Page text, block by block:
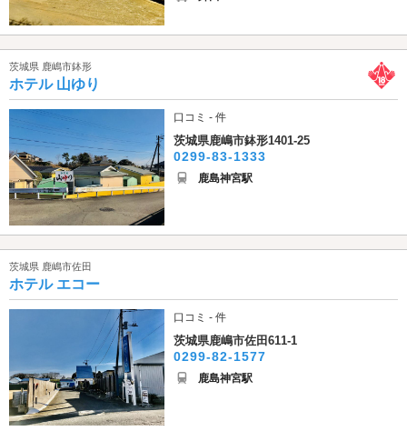
茨城県 鹿嶋市鉢形
ホテル 山ゆり
口コミ - 件
茨城県鹿嶋市鉢形1401-25
0299-83-1333
鹿島神宮駅
茨城県 鹿嶋市佐田
ホテル エコー
口コミ - 件
茨城県鹿嶋市佐田611-1
0299-82-1577
鹿島神宮駅